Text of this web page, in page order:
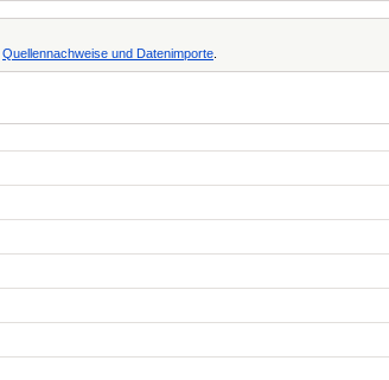
Quellennachweise und Datenimporte